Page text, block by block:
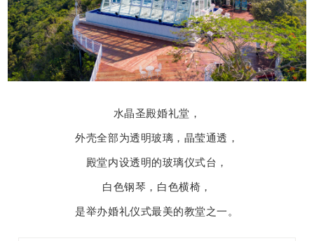
水晶圣殿婚礼堂，
外壳全部为透明玻璃，晶莹通透，
殿堂内设透明的玻璃仪式台，
白色钢琴，白色横椅，
是举办婚礼仪式最美的教堂之一。